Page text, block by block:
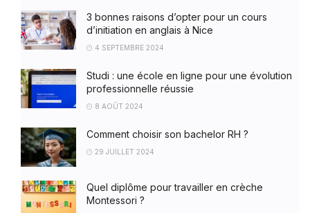
3 bonnes raisons d’opter pour un cours
d’initiation en anglais à Nice
4 SEPTEMBRE 2024
Studi : une école en ligne pour une évolution
professionnelle réussie
8 AOÛT 2024
Comment choisir son bachelor RH ?
29 JUILLET 2024
Quel diplôme pour travailler en crèche
Montessori ?